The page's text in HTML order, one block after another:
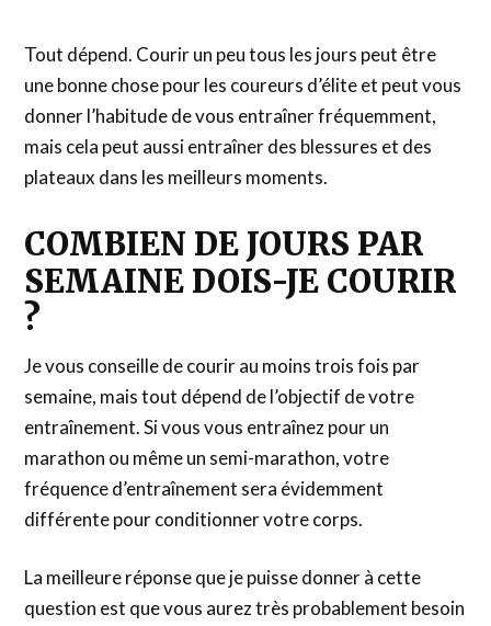
Tout dépend. Courir un peu tous les jours peut être
une bonne chose pour les coureurs d’élite et peut vous
donner l’habitude de vous entraîner fréquemment,
mais cela peut aussi entraîner des blessures et des
plateaux dans les meilleurs moments.
COMBIEN DE JOURS PAR
SEMAINE DOIS-JE COURIR
?
Je vous conseille de courir au moins trois fois par
semaine, mais tout dépend de l’objectif de votre
entraînement. Si vous vous entraînez pour un
marathon ou même un semi-marathon, votre
fréquence d’entraînement sera évidemment
différente pour conditionner votre corps.
La meilleure réponse que je puisse donner à cette
question est que vous aurez très probablement besoin